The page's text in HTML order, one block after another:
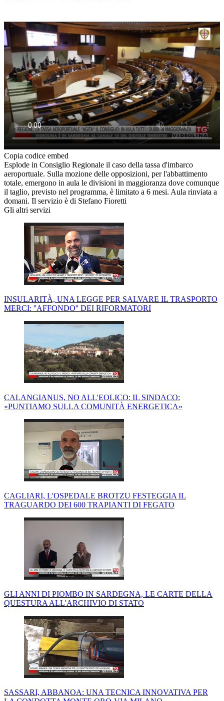
Copia codice embed
Esplode in Consiglio Regionale il caso della tassa d'imbarco
aeroportuale. Sulla mozione delle opposizioni, per l'abbattimento
totale, emergono in aula le divisioni in maggioranza dove comunque
il taglio, previsto nel programma, è limitato a 6 mesi. Aula rinviata a
domani. Il servizio è di Stefano Fioretti
Gli altri servizi
INSULARITÀ, UNA LEGGE PER SALVARE IL TRASPORTO
MERCI: ''AFFONDO'' DEI RIFORMATORI
CALANGIANUS, NO ALL'EOLICO: IL SINDACO:
«PUNTIAMO SULLA COMUNITÀ ENERGETICA»
CAGLIARI, L'OSPEDALE BROTZU FESTEGGIA IL
TRAGUARDO DEI 600 TRAPIANTI DI FEGATO
GLI ANNI DI PIOMBO IN SARDEGNA, LE CARTE DELLA
QUESTURA ALL'ARCHIVIO DI STATO
SASSARI, ABBANOA: UNA TECNICA INNOVATIVA PER